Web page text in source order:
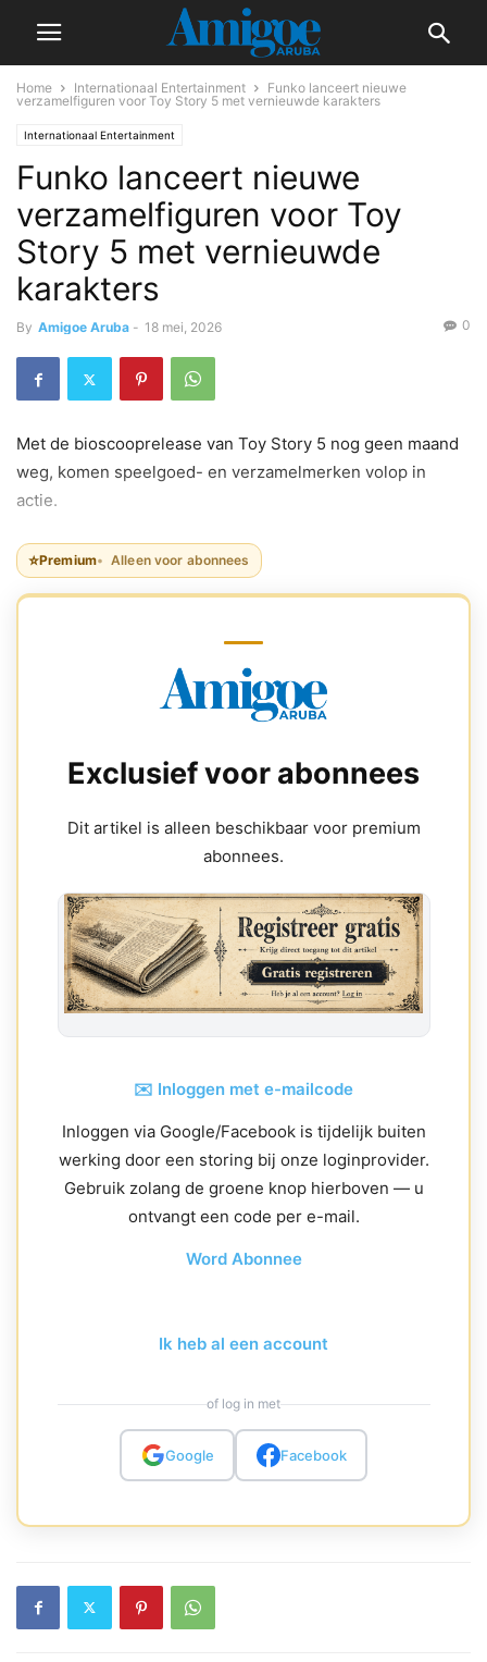
Home Internationaal Entertainment
Funko lanceert nieuwe
verzamelfiguren voor Toy Story 5 met vernieuwde karakters
Internationaal Entertainment
Funko lanceert nieuwe
verzamelfiguren voor Toy
Story 5 met vernieuwde
karakters
By Amigoe Aruba - 18 mei, 2026 0
Met de bioscooprelease van Toy Story 5 nog geen maand
weg, komen speelgoed- en verzamelmerken volop in
actie.
⭐Premium Alleen voor abonnees
Exclusief voor abonnees
Dit artikel is alleen beschikbaar voor premium
abonnees.
✉️ Inloggen met e-mailcode
Inloggen via Google/Facebook is tijdelijk buiten
werking door een storing bij onze loginprovider.
Gebruik zolang de groene knop hierboven — u
ontvangt een code per e-mail.
Word Abonnee
Ik heb al een account
of log in met
Google Facebook